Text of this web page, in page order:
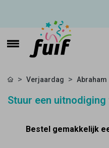
Verjaardag Abraham
Stuur een
Bestel gemakkelijk